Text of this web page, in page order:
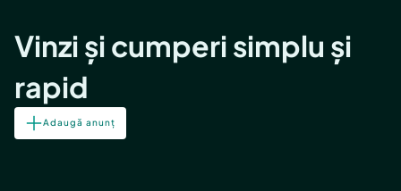
Vinzi și cumperi simplu și
rapid
Adaugă anunț